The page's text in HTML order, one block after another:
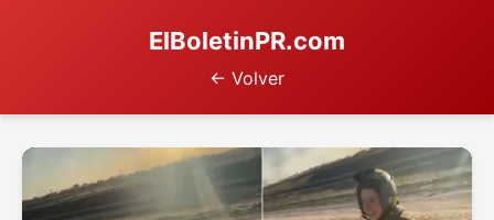
ElBoletinPR.com
← Volver